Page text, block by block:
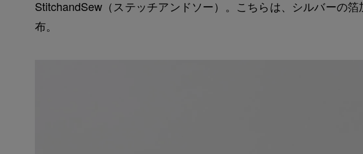
StitchandSew（ステッチアンドソー）。こちらは、シルバーの
布。